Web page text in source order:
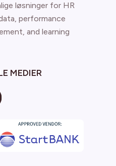
løsninger for HR
performance
and learning
MEDIER